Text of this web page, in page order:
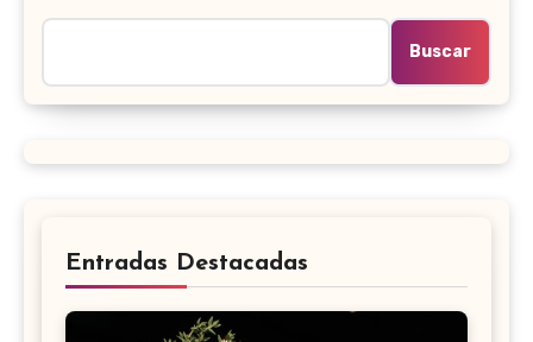
Buscar
Entradas Destacadas